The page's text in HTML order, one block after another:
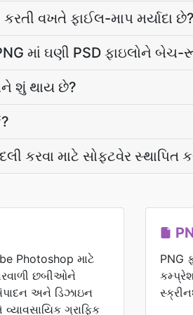
વખતે ફાઈલ-માપ મર્યાદા
માં ઘણી PSD ફાઇલોને બેચ-
શું થાય છે?
કરવા માટે સોફ્ટવેર સ્થાપિત
Photoshop માટે
છબીઓને
અને ડિઝાઇન
ગ્રાફિક
PNG